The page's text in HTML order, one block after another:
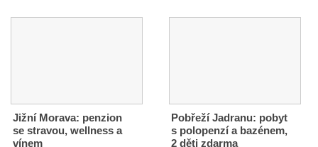
Jižní Morava: penzion
se stravou, wellness a
vínem
Pobřeží Jadranu: pobyt
s polopenzí a bazénem,
2 děti zdarma